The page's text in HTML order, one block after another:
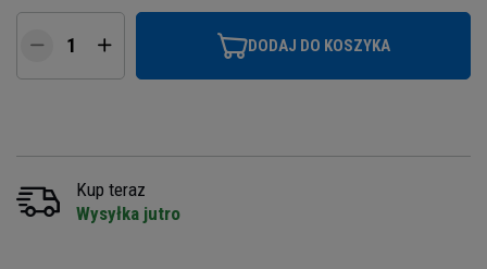
DODAJ DO KOSZYKA
Kup teraz
Wysyłka jutro